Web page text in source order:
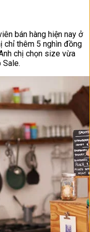
bán hàng hiện nay ở
chỉ thêm 5 nghìn đồng
chị chọn size vừa
Sale.